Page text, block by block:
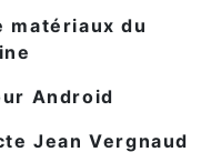
matériaux du
Android
Jean Vergnaud